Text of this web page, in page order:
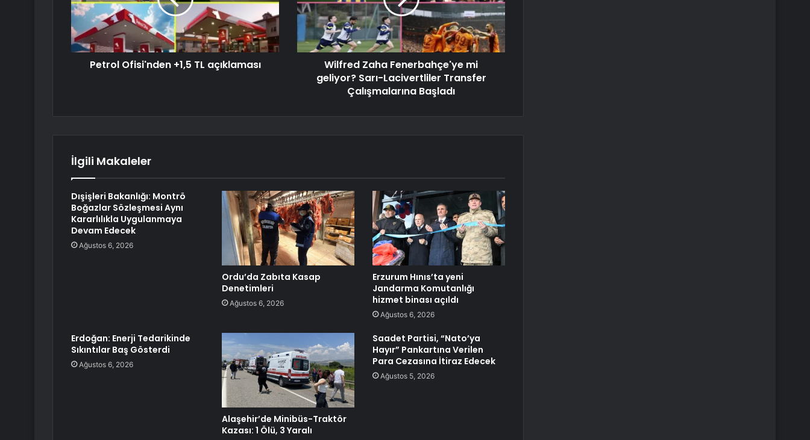
Petrol Ofisi'nden +1,5 TL açıklaması
Wilfred Zaha Fenerbahçe'ye mi
geliyor? Sarı-Lacivertliler Transfer
Çalışmalarına Başladı
İlgili Makaleler
Dışişleri Bakanlığı: Montrö
Boğazlar Sözleşmesi Aynı
Kararlılıkla Uygulanmaya
Devam Edecek
Ağustos 6, 2026
Ordu’da Zabıta Kasap
Denetimleri
Ağustos 6, 2026
Erzurum Hınıs’ta yeni
Jandarma Komutanlığı
hizmet binası açıldı
Ağustos 6, 2026
Erdoğan: Enerji Tedarikinde
Sıkıntılar Baş Gösterdi
Ağustos 6, 2026
Alaşehir’de Minibüs-Traktör
Kazası: 1 Ölü, 3 Yaralı
Saadet Partisi, “Nato’ya
Hayır” Pankartına Verilen
Para Cezasına İtiraz Edecek
Ağustos 5, 2026